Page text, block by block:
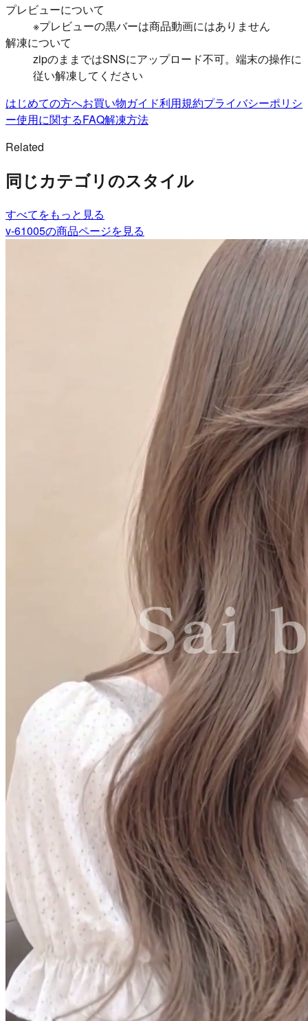
プレビューについて
※プレビューの黒バーは商品動画にはありません
解凍について
zipのままではSNSにアップロード不可。端末の操作に
従い解凍してください
はじめての方へお買い物ガイド利用規約プライバシーポリシ
ー使用に関するFAQ解凍方法
Related
同じカテゴリのスタイル
すべてをもっと見る
v-61005の商品ページを見る